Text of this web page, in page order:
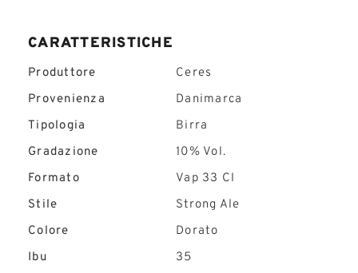
CARATTERISTICHE
Produttore
Ceres
Provenienza
Danimarca
Tipologia
Birra
Gradazione
10% Vol.
Formato
Vap 33 Cl
Stile
Strong Ale
Colore
Dorato
Ibu
35